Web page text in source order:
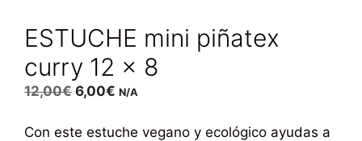
ESTUCHE mini piñatex
curry 12 x 8
12,00€ 6,00€ N/A
Con este estuche vegano y ecológico ayudas a